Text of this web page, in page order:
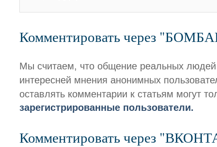
Комментировать через
Мы считаем, что общение реальных
интересней мнения анонимных
оставлять комментарии к статьям могут
зарегистрированные пользователи.
Комментировать через